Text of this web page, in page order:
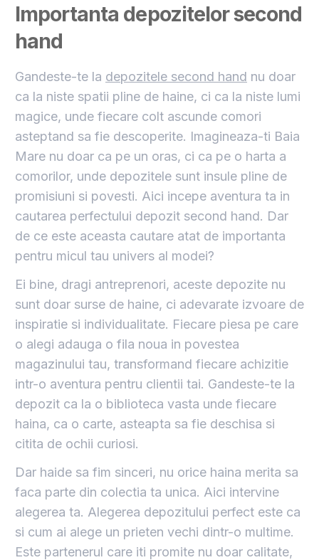
Importanta depozitelor second
hand
Gandeste-te la depozitele second hand nu doar
ca la niste spatii pline de haine, ci ca la niste lumi
magice, unde fiecare colt ascunde comori
asteptand sa fie descoperite. Imagineaza-ti Baia
Mare nu doar ca pe un oras, ci ca pe o harta a
comorilor, unde depozitele sunt insule pline de
promisiuni si povesti. Aici incepe aventura ta in
cautarea perfectului depozit second hand. Dar
de ce este aceasta cautare atat de importanta
pentru micul tau univers al modei?
Ei bine, dragi antreprenori, aceste depozite nu
sunt doar surse de haine, ci adevarate izvoare de
inspiratie si individualitate. Fiecare piesa pe care
o alegi adauga o fila noua in povestea
magazinului tau, transformand fiecare achizitie
intr-o aventura pentru clientii tai. Gandeste-te la
depozit ca la o biblioteca vasta unde fiecare
haina, ca o carte, asteapta sa fie deschisa si
citita de ochii curiosi.
Dar haide sa fim sinceri, nu orice haina merita sa
faca parte din colectia ta unica. Aici intervine
alegerea ta. Alegerea depozitului perfect este ca
si cum ai alege un prieten vechi dintr-o multime.
Este partenerul care iti promite nu doar calitate,